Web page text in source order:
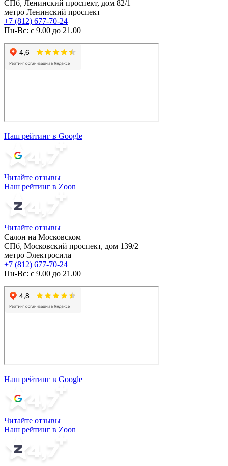
СПб, Ленинский проспект, дом 82/1
метро Ленинский проспект
+7 (812) 677-70-24
Пн-Вс: с 9.00 до 21.00
Наш рейтинг в Google
Читайте отзывы
Наш рейтинг в Zoon
Читайте отзывы
Салон на Московском
СПб, Московский проспект, дом 139/2
метро Электросила
+7 (812) 677-70-24
Пн-Вс: с 9.00 до 21.00
Наш рейтинг в Google
Читайте отзывы
Наш рейтинг в Zoon